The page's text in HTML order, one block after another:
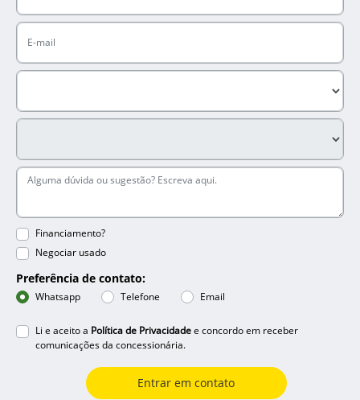
Financiamento?
Negociar usado
Preferência de contato:
Whatsapp Telefone Email
Li e aceito a Política de Privacidadee concordo em receber
comunicações da concessionária.
Entrar em contato